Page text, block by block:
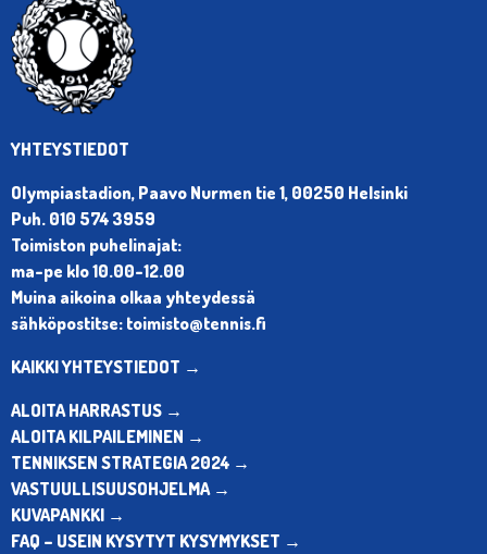
YHTEYSTIEDOT
Olympiastadion, Paavo Nurmen tie 1, 00250 Helsinki
Puh. 010 574 3959
Toimiston puhelinajat:
ma-pe klo 10.00-12.00
Muina aikoina olkaa yhteydessä
sähköpostitse: toimisto@tennis.fi
KAIKKI YHTEYSTIEDOT →
ALOITA HARRASTUS →
ALOITA KILPAILEMINEN →
TENNIKSEN STRATEGIA 2024 →
VASTUULLISUUSOHJELMA →
KUVAPANKKI →
FAQ – USEIN KYSYTYT KYSYMYKSET →